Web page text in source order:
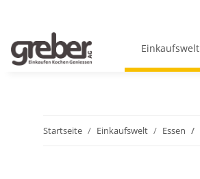
Einkaufswelt
Startseite Einkaufswelt Essen